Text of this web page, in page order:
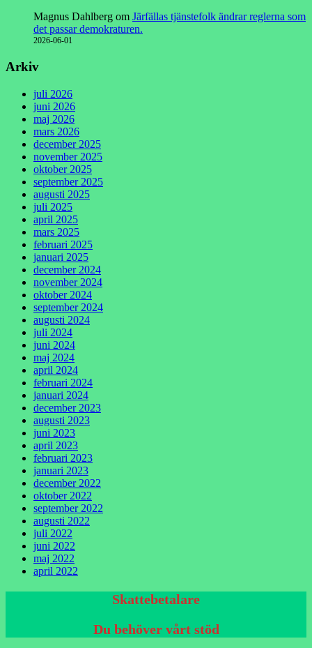
Magnus Dahlberg om Järfällas tjänstefolk ändrar reglerna som
det passar demokraturen.
2026-06-01
Arkiv
juli 2026
juni 2026
maj 2026
mars 2026
december 2025
november 2025
oktober 2025
september 2025
augusti 2025
juli 2025
april 2025
mars 2025
februari 2025
januari 2025
december 2024
november 2024
oktober 2024
september 2024
augusti 2024
juli 2024
juni 2024
maj 2024
april 2024
februari 2024
januari 2024
december 2023
augusti 2023
juni 2023
april 2023
februari 2023
januari 2023
december 2022
oktober 2022
september 2022
augusti 2022
juli 2022
juni 2022
maj 2022
april 2022
Skattebetalare
Du behöver vårt stöd